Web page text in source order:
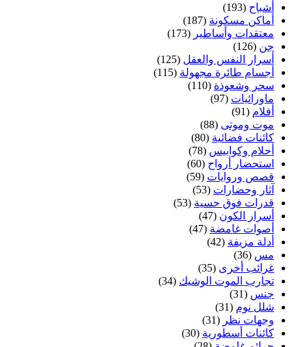
أشباح (193)
أماكن مسكونة (187)
معتقدات وأساطير (173)
جن (126)
أسرار النفس والعقل (125)
أجسام طائرة مجهولة (115)
سحر وشعوذة (110)
ماورائيات (97)
أفلام (91)
موت وموتى (88)
كائنات فضائية (80)
أحلام وكوابيس (78)
استحضار أرواح (60)
قصص وروايات (59)
آثار وحضارات (53)
قدرات فوق حسية (53)
أسرار الكون (47)
أصوات غامضة (47)
أدلة مزيفة (42)
مس (36)
غرائب أخرى (35)
تجارب الموت الوشيك (34)
جنس (31)
شلل نوم (31)
وجهات نظر (31)
كائنات أسطورية (30)